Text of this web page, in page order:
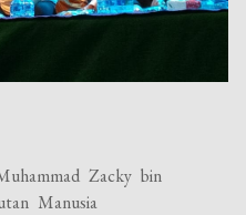
Zacky bin
Manusia